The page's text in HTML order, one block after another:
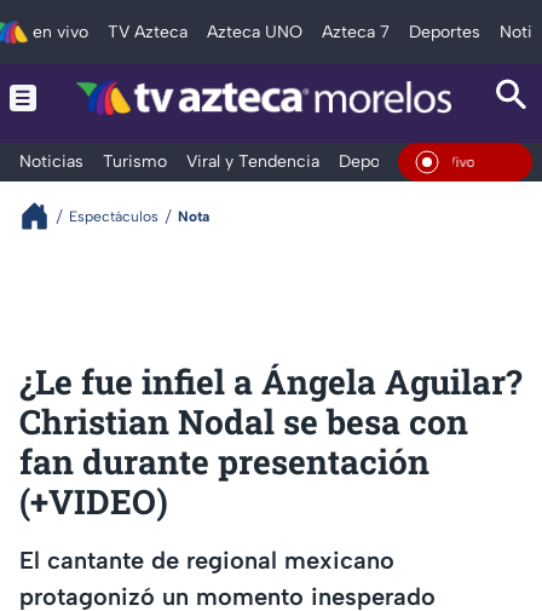
en vivo TV Azteca Azteca UNO Azteca 7 Deportes
Noticias Turismo Viral y Tendencia Deportes Espectáculos
En Vivo
Espectáculos Nota
¿Le fue infiel a Ángela Aguilar?
Christian Nodal se besa con
fan durante presentación
(+VIDEO)
El cantante de regional mexicano
protagonizó un momento inesperado